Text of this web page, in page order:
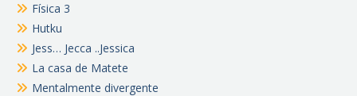
Física 3
Hutku
Jess… Jecca ..Jessica
La casa de Matete
Mentalmente divergente